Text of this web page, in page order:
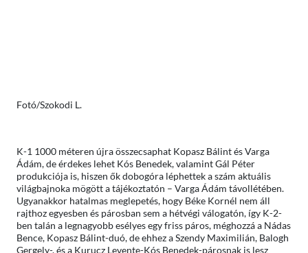
Fotó/Szokodi L.
K-1 1000 méteren újra összecsaphat Kopasz Bálint és Varga
Ádám, de érdekes lehet Kós Benedek, valamint Gál Péter
produkciója is, hiszen ők dobogóra léphettek a szám aktuális
világbajnoka mögött a tájékoztatón – Varga Ádám távollétében.
Ugyanakkor hatalmas meglepetés, hogy Béke Kornél nem áll
rajthoz egyesben és párosban sem a hétvégi válogatón, így K-2-
ben talán a legnagyobb esélyes egy friss páros, méghozzá a Nádas
Bence, Kopasz Bálint-duó, de ehhez a Szendy Maximilián, Balogh
Gergely-, és a Kurucz Levente-Kós Benedek-párosnak is lesz